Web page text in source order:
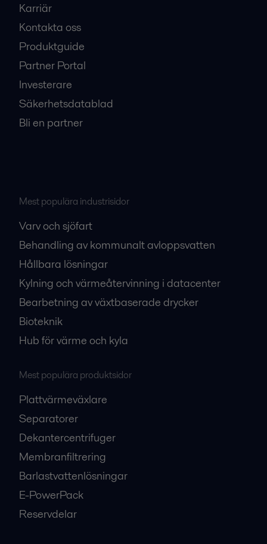
Karriär
Kontakta oss
Produktguide
Partner Portal
Investerare
Säkerhetsdatablad
Bli en partner
Mest populära industrisidor
Varv och sjöfart
Behandling av kommunalt avloppsvatten
Hållbara lösningar
Kylning och värmeåtervinning i datacenter
Bearbetning av växtbaserade drycker
Bioteknik
Hub för värme och kyla
Mest populära produktsidor
Plattvärmeväxlare
Separatorer
Dekantercentrifuger
Membranfiltrering
Barlastvattenlösningar
E-PowerPack
Reservdelar